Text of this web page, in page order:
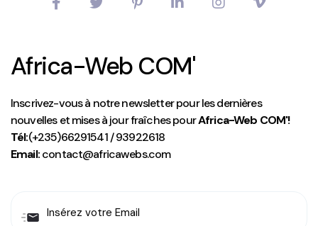
Africa-Web COM'
Inscrivez-vous à notre newsletter pour les dernières
nouvelles et mises à jour fraîches pourAfrica-Web COM'!
Tél:(+235)66291541 / 93922618
Email:contact@africawebs.com